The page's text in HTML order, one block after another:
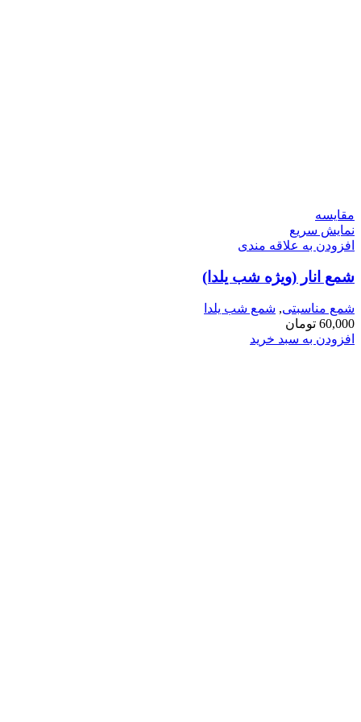
مقايسه
نمایش سریع
افزودن به علاقه مندی
شمع انار (ویژه شب یلدا)
شمع مناسبتی, شمع شب یلدا
60,000 تومان
افزودن به سبد خرید